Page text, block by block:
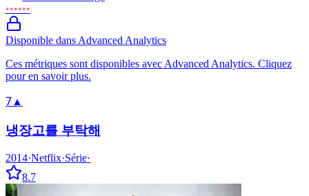
••••••
Disponible dans Advanced Analytics
Ces métriques sont disponibles avec Advanced Analytics. Cliquez
pour en savoir plus.
7 ▲
냉장고를 부탁해
2014·Netflix·Série·
8.7